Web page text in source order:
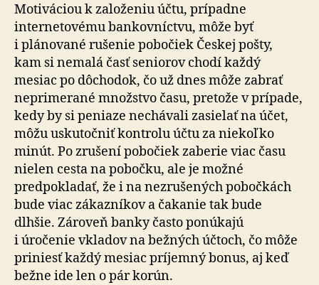
Motiváciou k založeniu účtu, prípadne
internetovému bankovníctvu, môže byť
i plánované rušenie pobočiek Českej pošty,
kam si nemalá časť seniorov chodí každý
mesiac po dôchodok, čo už dnes môže zabrať
neprimerané množstvo času, pretože v prípade,
kedy by si peniaze nechávali zasielať na účet,
môžu uskutočniť kontrolu účtu za niekoľko
minút. Po zrušení pobočiek zaberie viac času
nielen cesta na pobočku, ale je možné
predpokladať, že i na ne­zrušených pobočkách
bude viac zákazníkov a čakanie tak bude
dlhšie. Zároveň banky často ponúkajú
i úročenie vkladov na bežných účtoch, čo môže
priniesť každý mesiac príjemný bonus, aj keď
bežne ide len o pár korún.